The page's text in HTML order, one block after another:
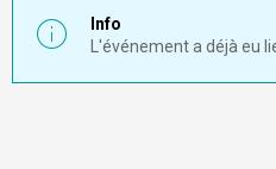
Info
L'événement a déjà eu